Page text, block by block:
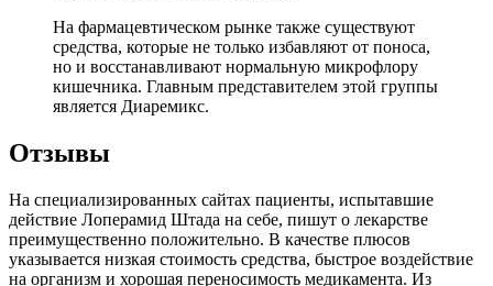
На фармацевтическом рынке также существуют
средства, которые не только избавляют от поноса,
но и восстанавливают нормальную микрофлору
кишечника. Главным представителем этой группы
является Диаремикс.
Отзывы
На специализированных сайтах пациенты, испытавшие
действие Лоперамид Штада на себе, пишут о лекарстве
преимущественно положительно. В качестве плюсов
указывается низкая стоимость средства, быстрое воздействие
на организм и хорошая переносимость медикамента. Из